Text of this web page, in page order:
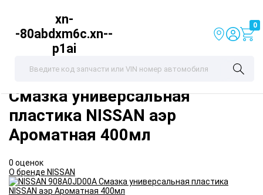
xn-
-80abdxm6c.xn--
p1ai
0
NISSAN908A0JD00A
Смазка универсальная
пластика NISSAN аэр
Ароматная 400мл
0 оценок
О бренде NISSAN